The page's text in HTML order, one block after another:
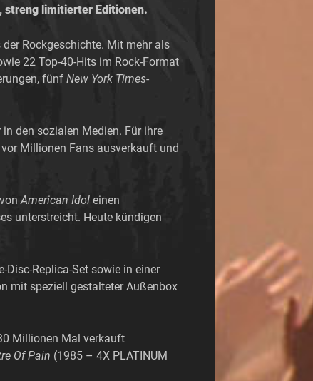
streng limitierter Editionen.
Rockgeschichte. Mit mehr als
22 Top-40-Hits im Rock-Format
fünf New York Times-
den sozialen Medien. Für ihre
Millionen Fans ausverkauft und
American Idol einen
unterstreicht. Heute kündigen
Disc-Replica-Set sowie in einer
mit speziell gestalteter Außenbox
Millionen Mal verkauft
Of Pain (1985 – 4X PLATINUM